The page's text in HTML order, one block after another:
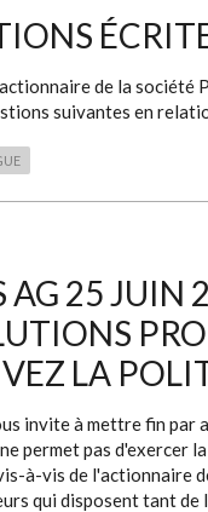
de la société
suivantes en
AG 25 JUIN
LA
invite à mettre fin
permet pas d'exercer
à-vis de l'actionnaire
qui disposent tant de